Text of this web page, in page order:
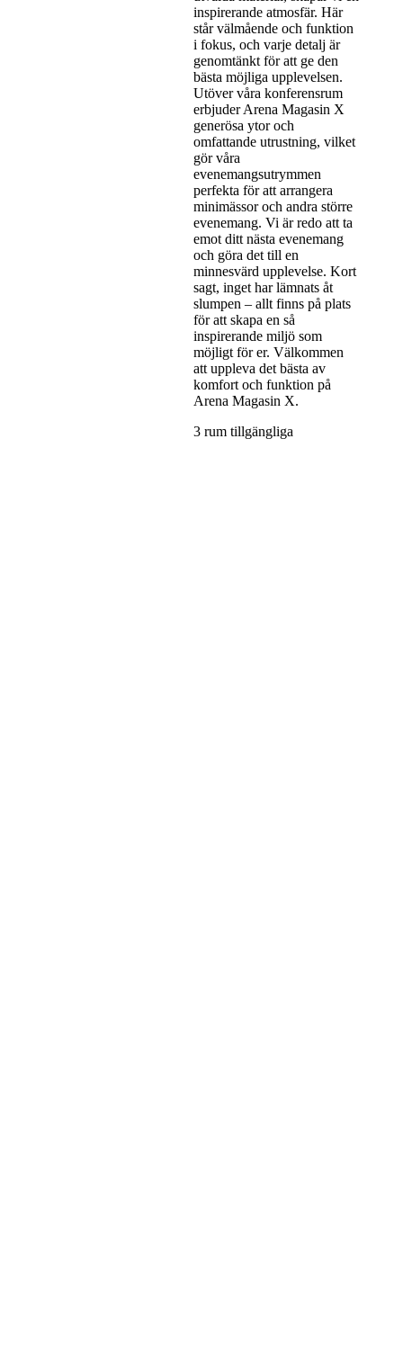
inspirerande atmosfär. Här
står välmående och funktion
i fokus, och varje detalj är
genomtänkt för att ge den
bästa möjliga upplevelsen.
Utöver våra konferensrum
erbjuder Arena Magasin X
generösa ytor och
omfattande utrustning, vilket
gör våra
evenemangsutrymmen
perfekta för att arrangera
minimässor och andra större
evenemang. Vi är redo att ta
emot ditt nästa evenemang
och göra det till en
minnesvärd upplevelse. Kort
sagt, inget har lämnats åt
slumpen – allt finns på plats
för att skapa en så
inspirerande miljö som
möjligt för er. Välkommen
att uppleva det bästa av
komfort och funktion på
Arena Magasin X.
3 rum tillgängliga